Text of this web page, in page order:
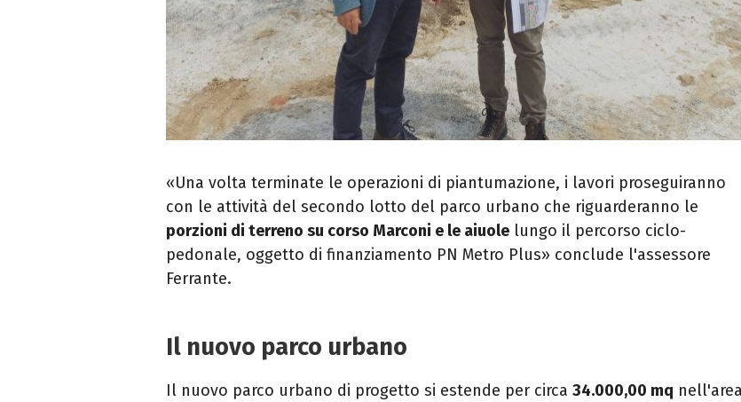
«Una volta terminate le operazioni di piantumazione, i lavori proseguiranno
con le attività del secondo lotto del parco urbano che riguarderanno le
porzioni di terreno su corso Marconi e le aiuole lungo il percorso ciclo-
pedonale, oggetto di finanziamento PN Metro Plus» conclude l'assessore
Ferrante.
Il nuovo parco urbano
Il nuovo parco urbano di progetto si estende per circa 34.000,00 mq nell'area